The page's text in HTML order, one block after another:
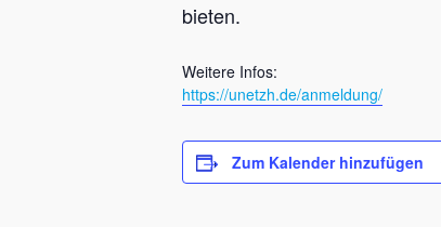
bieten.
Weitere Infos:
https://unetzh.de/anmeldung/
Zum Kalender hinzufügen